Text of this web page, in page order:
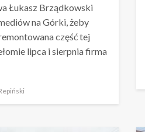
Łukasz Brządkowski
na Górki, żeby
część tej
lipca i sierpnia firma